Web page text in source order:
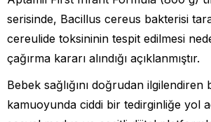
serisinde, Bacillus cereus bakterisi
cereulide toksininin tespit edilmesi
çağırma kararı alındığı açıklanmıştır.
Bebek sağlığını doğrudan ilgilendiren
kamuoyunda ciddi bir tedirginliğe yol